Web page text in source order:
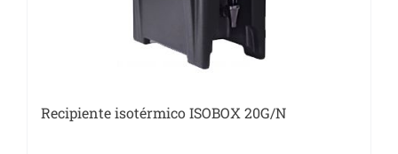
Recipiente isotérmico ISOBOX 20G/N